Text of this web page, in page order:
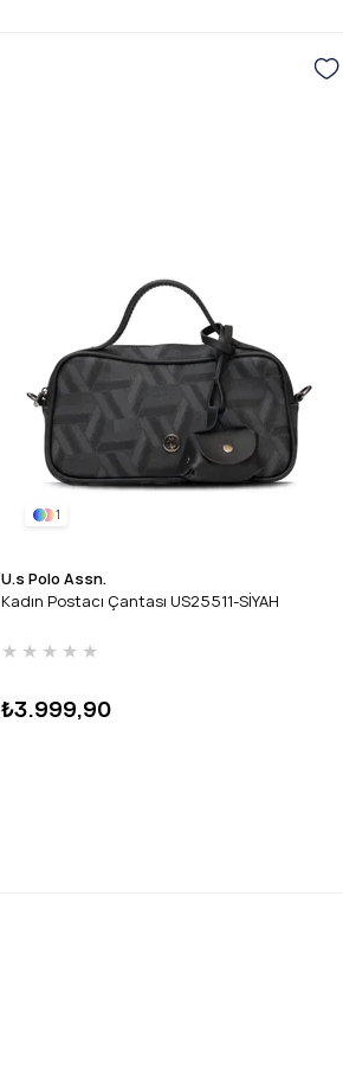
1
U.s Polo Assn.
Kadın Postacı Çantası US25511-SİYAH
★ ★ ★ ★ ★
₺3.999,90